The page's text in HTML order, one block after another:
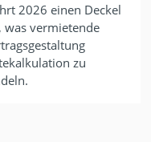
2026 einen Deckel
was vermietende
zu